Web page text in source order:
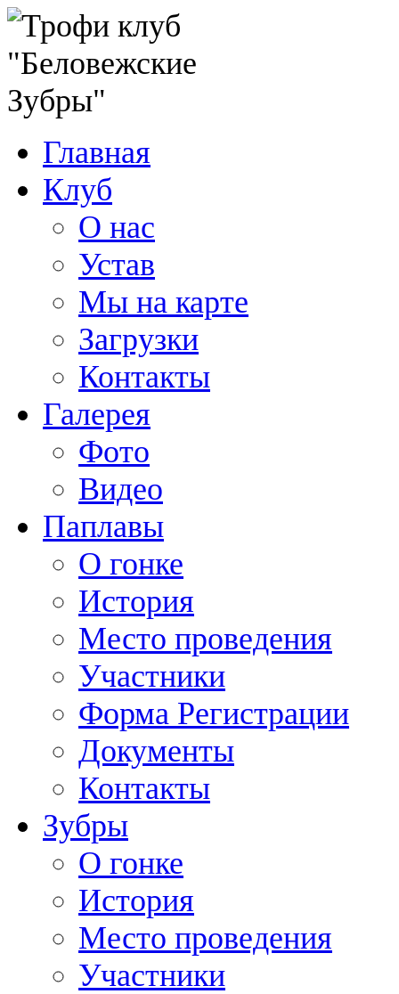
Главная
Клуб
О нас
Устав
Мы на карте
Загрузки
Контакты
Галерея
Фото
Видео
Паплавы
О гонке
История
Место проведения
Участники
Форма Регистрации
Документы
Контакты
Зубры
О гонке
История
Место проведения
Участники